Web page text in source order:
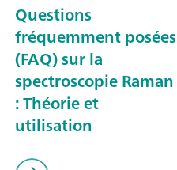
Questions
fréquemment posées
(FAQ) sur la
spectroscopie Raman
: Théorie et
utilisation